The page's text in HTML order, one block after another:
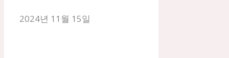
2024년 11월 15일